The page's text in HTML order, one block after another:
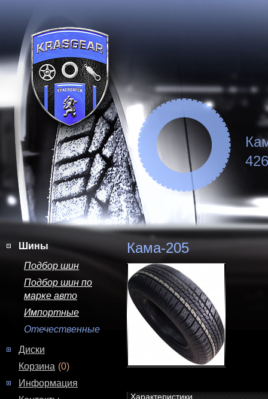
Шины
Подбор шин
Подбор шин по
марке авто
Импортные
Отечественные
Диски
Корзина (0)
Информация
Кама-205
Характеристики